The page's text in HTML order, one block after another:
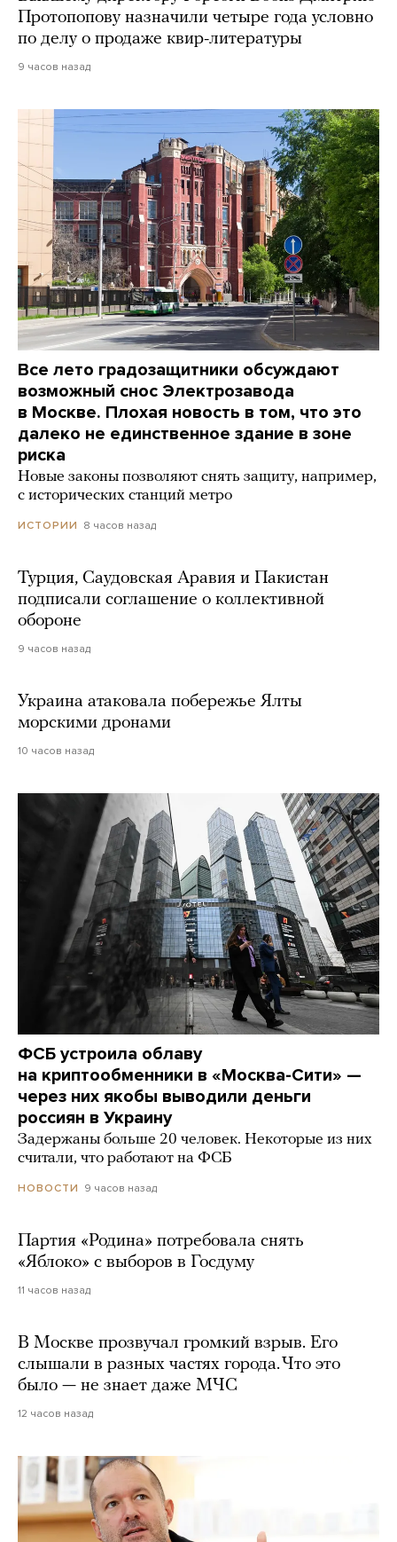
Протопопову назначили четыре года условно
по делу о продаже квир-литературы
9 часов назад
Все лето градозащитники обсуждают
возможный снос Электрозавода
в Москве. Плохая новость в том, что это
далеко не единственное здание в зоне
риска
Новые законы позволяют снять защиту, например,
с исторических станций метро
ИСТОРИИ 8 часов назад
Турция, Саудовская Аравия и Пакистан
подписали соглашение о коллективной
обороне
9 часов назад
Украина атаковала побережье Ялты
морскими дронами
10 часов назад
ФСБ устроила облаву
на криптообменники в «Москва-Сити» —
через них якобы выводили деньги
россиян в Украину
Задержаны больше 20 человек. Некоторые из них
считали, что работают на ФСБ
НОВОСТИ 9 часов назад
Партия «Родина» потребовала снять
«Яблоко» с выборов в Госдуму
11 часов назад
В Москве прозвучал громкий взрыв. Его
слышали в разных частях города. Что это
было — не знает даже МЧС
12 часов назад